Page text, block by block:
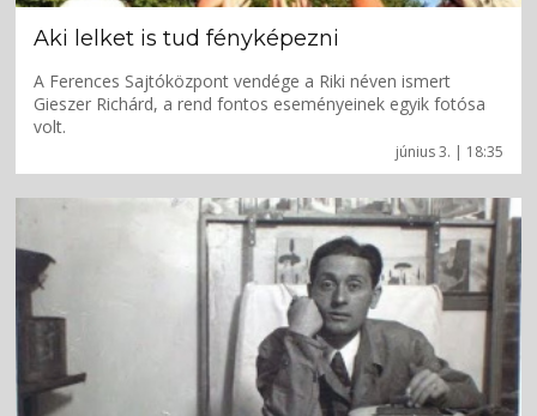
június 3. | 18:35
Aki lelket is tud fényképezni
A Ferences Sajtóközpont vendége a Riki néven ismert
Gieszer Richárd, a rend fontos eseményeinek egyik fotósa
volt.